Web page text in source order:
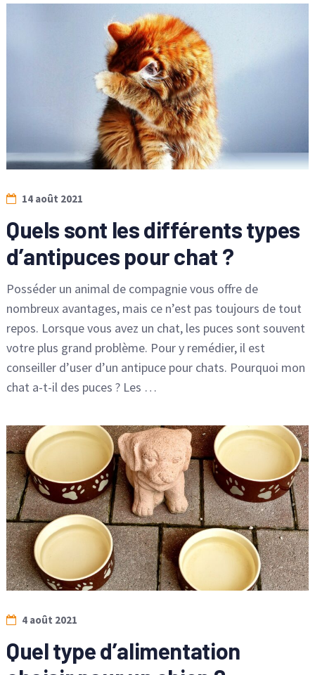
14 août 2021
Quels sont les différents types
d’antipuces pour chat ?
Posséder un animal de compagnie vous offre de
nombreux avantages, mais ce n’est pas toujours de tout
repos. Lorsque vous avez un chat, les puces sont souvent
votre plus grand problème. Pour y remédier, il est
conseiller d’user d’un antipuce pour chats. Pourquoi mon
chat a-t-il des puces ? Les …
4 août 2021
Quel type d’alimentation